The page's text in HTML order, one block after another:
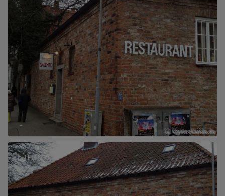
FOTO